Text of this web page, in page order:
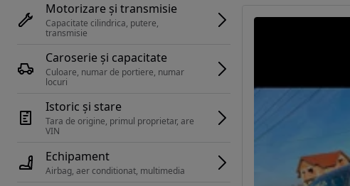
Motorizare și transmisie
Capacitate cilindrica, putere,
transmisie
Caroserie și capacitate
Culoare, numar de portiere, numar
locuri
Istoric și stare
Tara de origine, primul proprietar, are
Echipament
Airbag, aer conditionat, multimedia